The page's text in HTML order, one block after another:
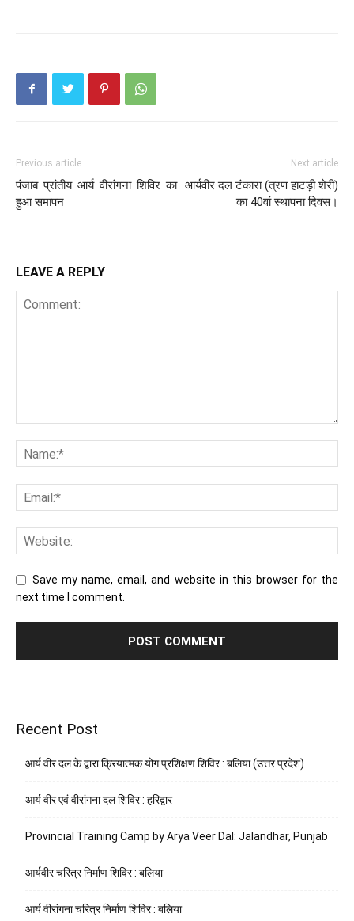
Previous article
पंजाब प्रांतीय आर्य वीरांगना शिविर का
हुआ समापन
Next article
आर्यवीर दल टंकारा (त्रण हाटड़ी शेरी)
का 40वां स्थापना दिवस।
LEAVE A REPLY
Save my name, email, and website in this browser for the
next time I comment.
Recent Post
आर्य वीर दल के द्वारा क्रियात्मक योग प्रशिक्षण शिविर : बलिया (उत्तर प्रदेश)
आर्य वीर एवं वीरांगना दल शिविर : हरिद्वार
Provincial Training Camp by Arya Veer Dal: Jalandhar, Punjab
आर्यवीर चरित्र निर्माण शिविर : बलिया
आर्य वीरांगना चरित्र निर्माण शिविर : बलिया